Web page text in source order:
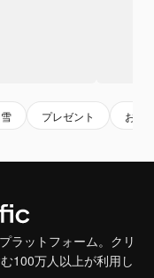
雪 プレゼント おも
ラットフォーム。クリ
100万人以上が利用し